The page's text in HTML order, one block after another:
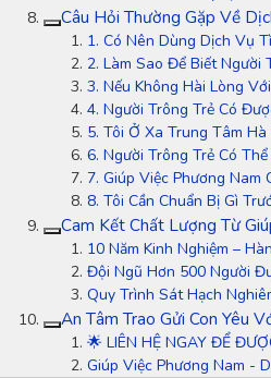
Câu Hỏi Thường Gặp Về
1. Có Nên Dùng Dịch Vụ
2. Làm Sao Để Biết Người
3. Nếu Không Hài Lòng
4. Người Trông Trẻ Có
5. Tôi Ở Xa Trung Tâm
6. Người Trông Trẻ Có
7. Giúp Việc Phương Nam
8. Tôi Cần Chuẩn Bị Gì
Cam Kết Chất Lượng Từ
10 Năm Kinh Nghiệm –
Đội Ngũ Hơn 500 Người
Quy Trình Sát Hạch
An Tâm Trao Gửi Con Yêu
🌟 LIÊN HỆ NGAY ĐỂ
Giúp Việc Phương Nam -